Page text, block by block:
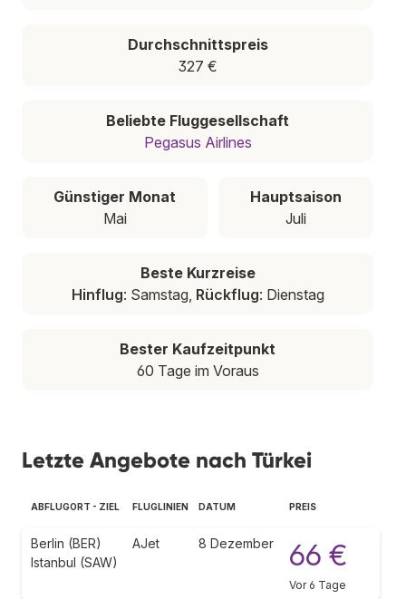
Durchschnittspreis
327 €
Beliebte Fluggesellschaft
Pegasus Airlines
Günstiger Monat
Mai
Hauptsaison
Juli
Beste Kurzreise
Hinflug: Samstag, Rückflug: Dienstag
Bester Kaufzeitpunkt
60 Tage im Voraus
Letzte Angebote nach Türkei
ABFLUGORT - ZIEL FLUGLINIEN DATUM PREIS
Berlin (BER)
Istanbul (SAW)
AJet 8 Dezember 66 €
Vor 6 Tage